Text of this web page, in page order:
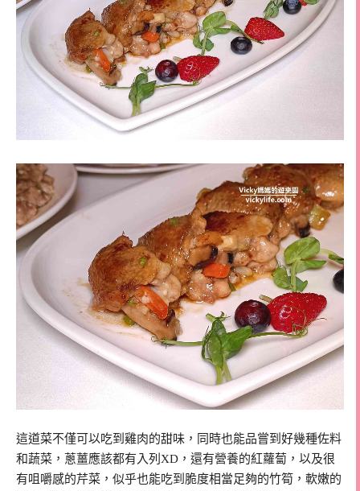
這道菜不僅可以吃到雞肉的甜味，同時也能品嘗到好幾種佐料
和蔬菜，蔥薑應該都有入列XD，還有營養的紅蘿蔔，以及很
有咀嚼感的芹菜，似乎也能吃到脆度相當足夠的竹筍，軟嫩的